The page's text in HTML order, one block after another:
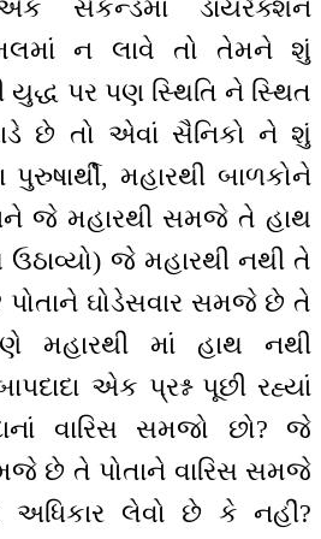
સેકન્ડમાં ડાયરેક્શન
ન લાવે તો તેમને શું
પર પણ સ્થિતિ ને સ્થિત
છે તો એવાં સૈનિકો ને શું
મહારથી બાળકોને
જે મહારથી સમજે તે હાથ
ઉઠાવ્યો) જે મહારથી નથી તે
ઘોડેસવાર સમજે છે તે
મહારથી માં હાથ નથી
એક પ્રશ્ન પૂછી રહ્યાં
વારિસ સમજો છો? જે
છે તે પોતાને વારિસ સમજે
અધિકાર લેવો છે કે નહીં?